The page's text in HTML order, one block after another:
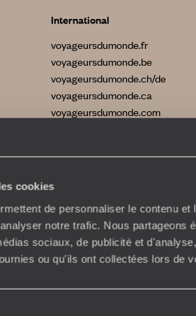
cookies
de personnaliser le contenu
notre trafic. Nous partageons
sociaux, de publicité et
ou qu'ils ont collectées lors de
International
voyageursdumonde.fr
voyageursdumonde.be
voyageursdumonde.ch/de
voyageursdumonde.ca
voyageursdumonde.com
extraordinaryjourneys.com